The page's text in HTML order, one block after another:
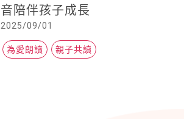
音陪伴孩子成長
2025/09/01
為愛朗讀 親子共讀